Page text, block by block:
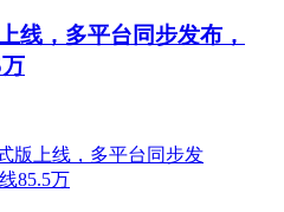
线，多平台同步发布，